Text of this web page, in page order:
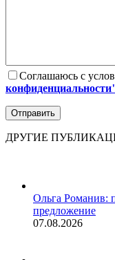
Соглашаюсь с
ДРУГИЕ
Ольга Романив:
предложение
07.08.2026